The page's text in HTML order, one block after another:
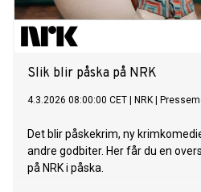
Slik blir påska på NRK
4.3.2026 08:00:00 CET NRK
Det blir påskekrim, ny
andre godbiter. Her får du en
på NRK i påska.